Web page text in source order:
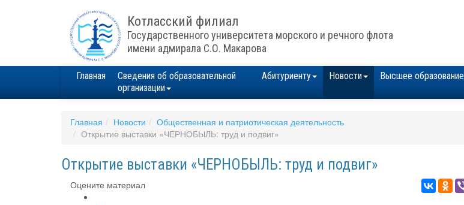
Котласский филиал
Государственного университета морского и речного флота
имени адмирала С.О. Макарова
Главная
Сведения об образовательной
организации
Абитуриенту Новости Высшее образование
Главная Новости
Общественная и патриотическая деятельность
Открытие выставки «ЧЕРНОБЫЛЬ: труд и подвиг»
Открытие выставки «ЧЕРНОБЫЛЬ: труд и подвиг»
Оцените материал